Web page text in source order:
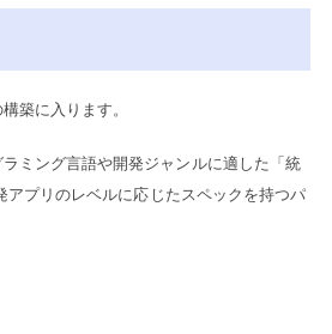
築に入ります。
ミング言語や開発ジャンルに適した「統
アプリのレベルに応じたスペックを持つパ